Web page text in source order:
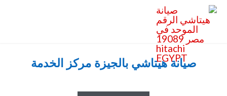
صيانة هيتاشي بالجيزة مركز الخدمة
hitachi EGYPT